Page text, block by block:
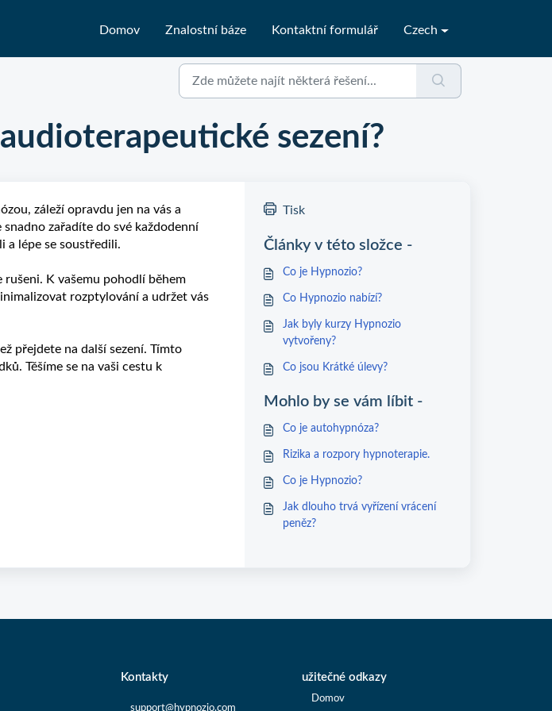
Domov Znalostní báze Kontaktní formulář Czech
sezení?
záleží opravdu jen na vás a
snadno zařadíte do své každodenní
a lépe se soustředili.
K vašemu pohodlí během
rozptylování a udržet vás
přejdete na další sezení. Tímto
Těšíme se na vaši cestu k
Tisk
Články v této složce -
Co je Hypnozio?
Co Hypnozio nabízí?
Jak byly kurzy Hypnozio
vytvořeny?
Co jsou Krátké úlevy?
Mohlo by se vám líbit -
Co je autohypnóza?
Rizika a rozpory hypnoterapie.
Co je Hypnozio?
Jak dlouho trvá vyřízení vrácení
peněz?
Kontakty
support@hypnozio.com
užitečné odkazy
Domov